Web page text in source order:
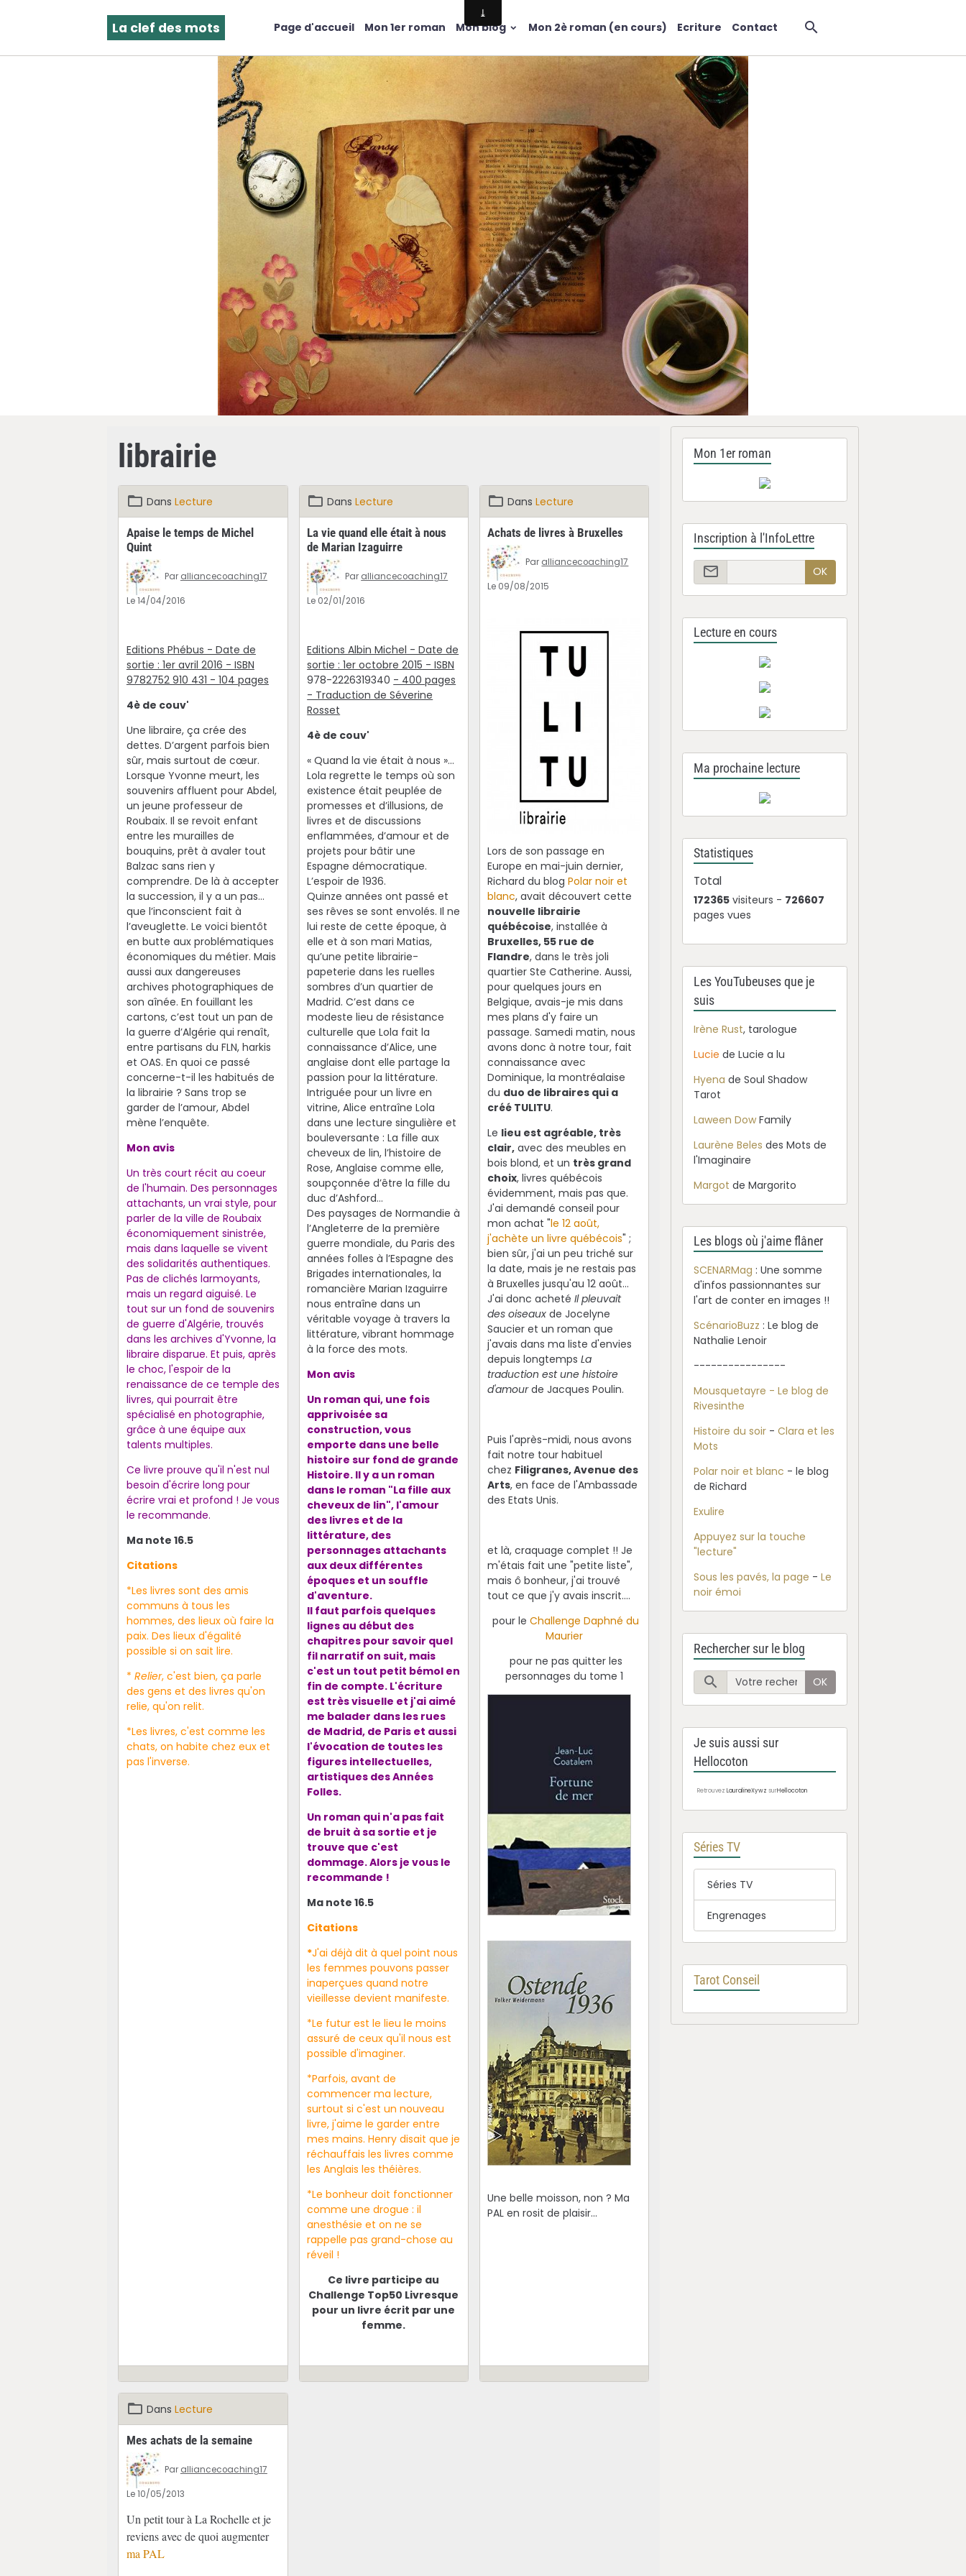
La clef des mots Page d'accueil Mon 1er roman Mon blog Mon 2è roman (en cours) Ecriture Contact
librairie
Dans Lecture
Apaise le temps de Michel
Quint
Par alliancecoaching17
Le 14/04/2016
Editions Phébus - Date de
sortie : 1er avril 2016 - ISBN
9782752 910 431 - 104 pages
4è de couv'
Une libraire, ça crée des
dettes. D’argent parfois bien
sûr, mais surtout de cœur.
Lorsque Yvonne meurt, les
souvenirs affluent pour Abdel,
un jeune professeur de
Roubaix. Il se revoit enfant
entre les murailles de
bouquins, prêt à avaler tout
Balzac sans rien y
comprendre. De là à accepter
la succession, il y a un pas…
que l’inconscient fait à
l’aveuglette. Le voici bientôt
en butte aux problématiques
économiques du métier. Mais
aussi aux dangereuses
archives photographiques de
son aînée. En fouillant les
cartons, c’est tout un pan de
la guerre d’Algérie qui renaît,
entre partisans du FLN, harkis
et OAS. En quoi ce passé
concerne-t-il les habitués de
la librairie ? Sans trop se
garder de l’amour, Abdel
mène l’enquête.
Mon avis
Un très court récit au coeur
de l'humain. Des personnages
attachants, un vrai style, pour
parler de la ville de Roubaix
économiquement sinistrée,
mais dans laquelle se vivent
des solidarités authentiques.
Pas de clichés larmoyants,
mais un regard aiguisé. Le
tout sur un fond de souvenirs
de guerre d'Algérie, trouvés
dans les archives d'Yvonne, la
libraire disparue. Et puis, après
le choc, l'espoir de la
renaissance de ce temple des
livres, qui pourrait être
spécialisé en photographie,
grâce à une équipe aux
talents multiples.
Ce livre prouve qu'il n'est nul
besoin d'écrire long pour
écrire vrai et profond ! Je vous
le recommande.
Ma note 16.5
Citations
*Les livres sont des amis
communs à tous les
hommes, des lieux où faire la
paix. Des lieux d'égalité
possible si on sait lire.
* Relier, c'est bien, ça parle
des gens et des livres qu'on
relie, qu'on relit.
*Les livres, c'est comme les
chats, on habite chez eux et
pas l'inverse.
DansLecture
La vie quand elle était à nous
de Marian Izaguirre
Par alliancecoaching17
Le 02/01/2016
Editions Albin Michel - Date de
sortie : 1er octobre 2015 - ISBN
978-2226319340 - 400 pages
- Traduction de Séverine
Rosset
4è de couv'
« Quand la vie était à nous »…
Lola regrette le temps où son
existence était peuplée de
promesses et d’illusions, de
livres et de discussions
enflammées, d’amour et de
projets pour bâtir une
Espagne démocratique.
L’espoir de 1936.
Quinze années ont passé et
ses rêves se sont envolés. Il ne
lui reste de cette époque, à
elle et à son mari Matias,
qu’une petite librairie-
papeterie dans les ruelles
sombres d’un quartier de
Madrid. C’est dans ce
modeste lieu de résistance
culturelle que Lola fait la
connaissance d’Alice, une
anglaise dont elle partage la
passion pour la littérature.
Intriguée pour un livre en
vitrine, Alice entraîne Lola
dans une lecture singulière et
bouleversante : La fille aux
cheveux de lin, l’histoire de
Rose, Anglaise comme elle,
soupçonnée d’être la fille du
duc d’Ashford…
Des paysages de Normandie à
l’Angleterre de la première
guerre mondiale, du Paris des
années folles à l’Espagne des
Brigades internationales, la
romancière Marian Izaguirre
nous entraîne dans un
véritable voyage à travers la
littérature, vibrant hommage
à la force des mots.
Mon avis
Un roman qui, une fois
apprivoisée sa
construction, vous
emporte dans une belle
histoire sur fond de grande
Histoire. Il y a un roman
dans le roman "La fille aux
cheveux de lin", l'amour
des livres et de la
littérature, des
personnages attachants
aux deux différentes
époques et un souffle
d'aventure.
Il faut parfois quelques
lignes au début des
chapitres pour savoir quel
fil narratif on suit, mais
c'est un tout petit bémol en
fin de compte. L'écriture
est très visuelle et j'ai aimé
me balader dans les rues
de Madrid, de Paris et aussi
l'évocation de toutes les
figures intellectuelles,
artistiques des Années
Folles.
Un roman qui n'a pas fait
de bruit à sa sortie et je
trouve que c'est
dommage. Alors je vous le
recommande !
Ma note 16.5
Citations
*J'ai déjà dit à quel point nous
les femmes pouvons passer
inaperçues quand notre
vieillesse devient manifeste.
*Le futur est le lieu le moins
assuré de ceux qu'il nous est
possible d'imaginer.
*Parfois, avant de
commencer ma lecture,
surtout si c'est un nouveau
livre, j'aime le garder entre
mes mains. Henry disait que je
réchauffais les livres comme
les Anglais les théières.
*Le bonheur doit fonctionner
comme une drogue : il
anesthésie et on ne se
rappelle pas grand-chose au
réveil !
Ce livre participe au
Challenge Top50 Livresque
pour un livre écrit par une
femme.
DansLecture
Achats de livres à Bruxelles
Par alliancecoaching17
Le 09/08/2015
Lors de son passage en
Europe en mai-juin dernier,
Richard du blogPolar noir et
blanc, avait découvert cette
nouvelle librairie
québécoise, installée à
Bruxelles, 55 rue de
Flandre, dans le très joli
quartier Ste Catherine. Aussi,
pour quelques jours en
Belgique, avais-je mis dans
mes plans d'y faire un
passage. Samedi matin, nous
avons donc à notre tour, fait
connaissance avec
Dominique, la montréalaise
du duo de libraires qui a
créé TULITU.
Le lieu est agréable, très
clair, avec des meubles en
bois blond, et un très grand
choix, livres québécois
évidemment, mais pas que.
J'ai demandé conseil pour
mon achat "le 12 août,
j'achète un livre québécois" ;
bien sûr, j'ai un peu triché sur
la date, mais je ne restais pas
à Bruxelles jusqu'au 12 août...
J'ai donc achetéIl pleuvait
des oiseaux de Jocelyne
Saucier et un roman que
j'avais dans ma liste d'envies
depuis longtempsLa
traduction est une histoire
d'amourde Jacques Poulin.
Puis l'après-midi, nous avons
fait notre tour habituel
chez Filigranes, Avenue des
Arts, en face de l'Ambassade
des Etats Unis.
et là, craquage complet !! Je
m'étais fait une "petite liste",
mais ô bonheur, j'ai trouvé
tout ce que j'y avais inscrit....
pour leChallenge Daphné du
Maurier
pour ne pas quitter les
personnages du tome 1
Une belle moisson, non ? Ma
PAL en rosit de plaisir...
Dans Lecture
Mes achats de la semaine
Par alliancecoaching17
Le 10/05/2013
Un petit tour à La Rochelle et je
reviens avec de quoi augmenter
ma PAL
Mon 1er roman
Inscription à l'InfoLettre
OK
Lecture en cours
Ma prochaine lecture
Statistiques
Total
172365 visiteurs - 726607
pages vues
Les YouTubeuses que je
suis
Irène Rust, tarologue
Luciede Lucie a lu
Hyena de Soul Shadow
Tarot
Laween DowFamily
Laurène Beles des Mots de
l'Imaginaire
Margot de Margorito
Les blogs où j'aime flâner
SCENARMag : Une somme
d'infos passionnantes sur
l'art de conter en images !!
ScénarioBuzz : Le blog de
Nathalie Lenoir
----------------
Mousquetayre - Le blog de
Rivesinthe
Histoire du soir -Clara et les
Mots
Polar noir et blanc - le blog
de Richard
Exulire
Appuyez sur la touche
"lecture"
Sous les pavés, la page -Le
noir émoi
Rechercher sur le blog
OK
Je suis aussi sur
Hellocoton
RetrouvezLauralineXywz surHellocoton
Séries TV
Séries TV
Engrenages
Tarot Conseil